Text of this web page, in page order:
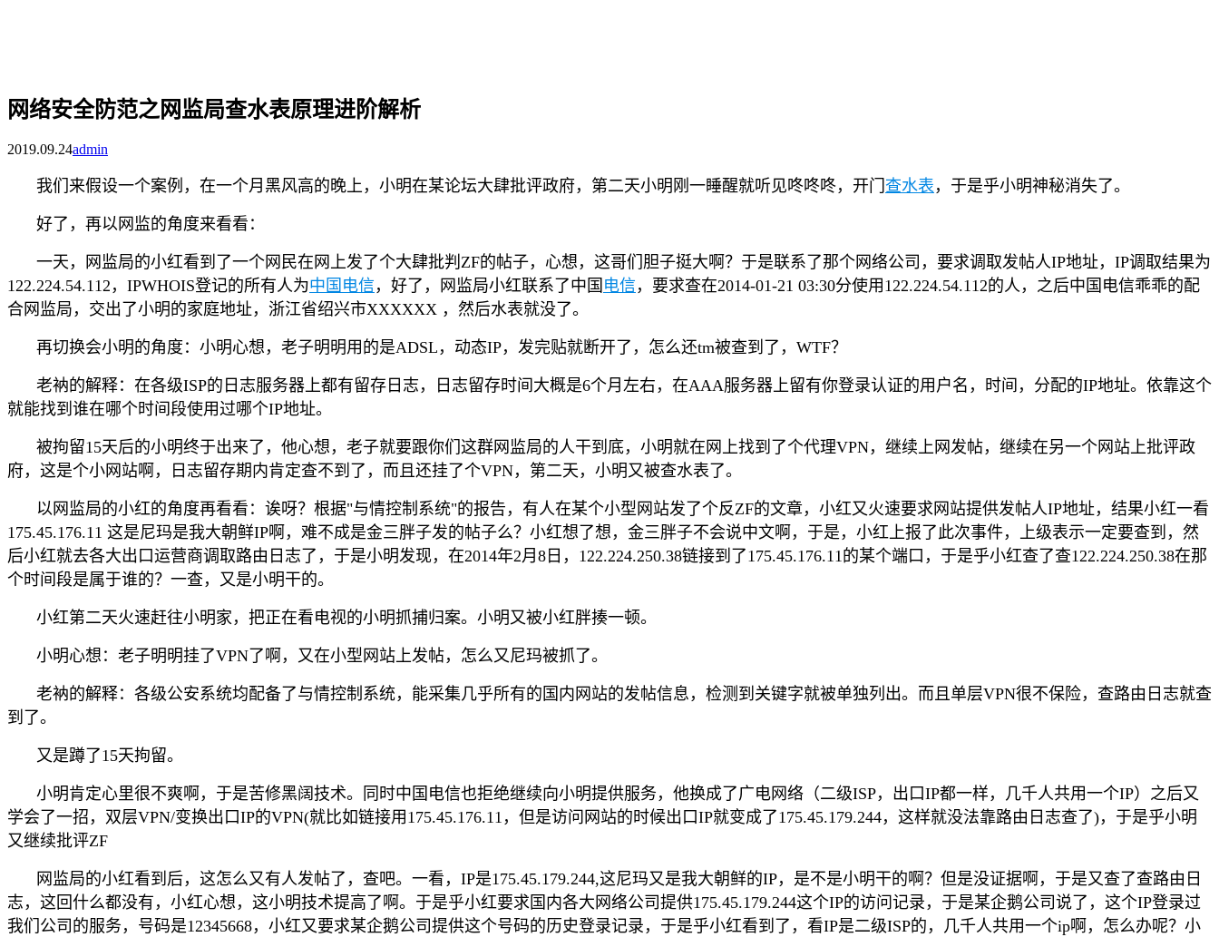
网络安全防范之网监局查水表原理进阶解析
2019.09.24admin
我们来假设一个案例，在一个月黑风高的晚上，小明在某论坛大肆批评政府，第二天小明刚一睡醒就听见咚咚咚，开门 查水表 ，于是乎小明神秘消失了。
好了，再以网监的角度来看看：
一天，网监局的小红看到了一个网民在网上发了个大肆批判ZF的帖子，心想，这哥们胆子挺大啊？于是联系了那个网络公司，要求调取发帖人IP地址，IP调取结果为
122.224.54.112，IPWHOIS登记的所有人为中国电信 ，好了，网监局小红联系了中国 电信 ，要求查在2014-01-21 03:30分使用122.224.54.112的人，之后中国电信乖乖的配
合网监局，交出了小明的家庭地址，浙江省绍兴市XXXXXX ，然后水表就没了。
再切换会小明的角度：小明心想，老子明明用的是ADSL，动态IP，发完贴就断开了，怎么还tm被查到了，WTF？
老衲的解释：在各级ISP的日志服务器上都有留存日志，日志留存时间大概是6个月左右，在AAA服务器上留有你登录认证的用户名，时间，分配的IP地址。依靠这个
就能找到谁在哪个时间段使用过哪个IP地址。
被拘留15天后的小明终于出来了，他心想，老子就要跟你们这群网监局的人干到底，小明就在网上找到了个代理VPN，继续上网发帖，继续在另一个网站上批评政
府，这是个小网站啊，日志留存期内肯定查不到了，而且还挂了个VPN，第二天，小明又被查水表了。
以网监局的小红的角度再看看：诶呀？根据"与情控制系统"的报告，有人在某个小型网站发了个反ZF的文章，小红又火速要求网站提供发帖人IP地址，结果小红一看
175.45.176.11 这是尼玛是我大朝鲜IP啊，难不成是金三胖子发的帖子么？小红想了想，金三胖子不会说中文啊，于是，小红上报了此次事件，上级表示一定要查到，然
后小红就去各大出口运营商调取路由日志了，于是小明发现，在2014年2月8日，122.224.250.38链接到了175.45.176.11的某个端口，于是乎小红查了查122.224.250.38在那
个时间段是属于谁的？一查，又是小明干的。
小红第二天火速赶往小明家，把正在看电视的小明抓捕归案。小明又被小红胖揍一顿。
小明心想：老子明明挂了VPN了啊，又在小型网站上发帖，怎么又尼玛被抓了。
老衲的解释：各级公安系统均配备了与情控制系统，能采集几乎所有的国内网站的发帖信息，检测到关键字就被单独列出。而且单层VPN很不保险，查路由日志就查
到了。
又是蹲了15天拘留。
小明肯定心里很不爽啊，于是苦修黑阔技术。同时中国电信也拒绝继续向小明提供服务，他换成了广电网络（二级ISP，出口IP都一样，几千人共用一个IP）之后又
学会了一招，双层VPN/变换出口IP的VPN(就比如链接用175.45.176.11，但是访问网站的时候出口IP就变成了175.45.179.244，这样就没法靠路由日志查了)，于是乎小明
又继续批评ZF
网监局的小红看到后，这怎么又有人发帖了，查吧。一看，IP是175.45.179.244,这尼玛又是我大朝鲜的IP，是不是小明干的啊？但是没证据啊，于是又查了查路由日
志，这回什么都没有，小红心想，这小明技术提高了啊。于是乎小红要求国内各大网络公司提供175.45.179.244这个IP的访问记录，于是某企鹅公司说了，这个IP登录过
我们公司的服务，号码是12345668，小红又要求某企鹅公司提供这个号码的历史登录记录，于是乎小红看到了，看IP是二级ISP的，几千人共用一个ip啊，怎么办呢？小